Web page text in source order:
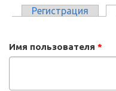
Регистрация
Имя пользователя *